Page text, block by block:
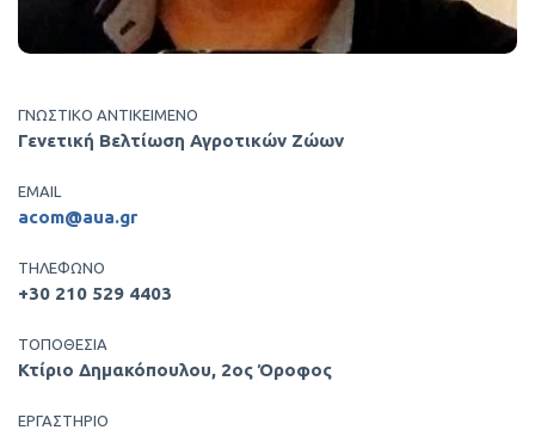
ΓΝΩΣΤΙΚΟ ΑΝΤΙΚΕΙΜΕΝΟ
Γενετική Βελτίωση Αγροτικών Ζώων
EMAIL
acom@aua.gr
ΤΗΛΕΦΩΝΟ
+30 210 529 4403
ΤΟΠΟΘΕΣΙΑ
Κτίριο Δημακόπουλου, 2ος Όροφος
ΕΡΓΑΣΤΗΡΙΟ